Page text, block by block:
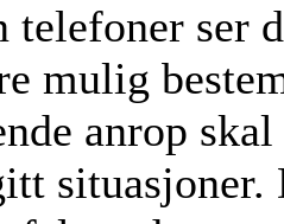
telefoner ser
mulig
anrop skal
situasjoner.